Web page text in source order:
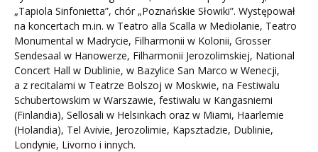
„Tapiola Sinfonietta”, chór „Poznańskie Słowiki”. Występował
na koncertach m.in. w Teatro alla Scalla w Mediolanie, Teatro
Monumental w Madrycie, Filharmonii w Kolonii, Grosser
Sendesaal w Hanowerze, Filharmonii Jerozolimskiej, National
Concert Hall w Dublinie, w Bazylice San Marco w Wenecji,
a z recitalami w Teatrze Bolszoj w Moskwie, na Festiwalu
Schubertowskim w Warszawie, festiwalu w Kangasniemi
(Finlandia), Sellosali w Helsinkach oraz w Miami, Haarlemie
(Holandia), Tel Avivie, Jerozolimie, Kapsztadzie, Dublinie,
Londynie, Livorno i innych.